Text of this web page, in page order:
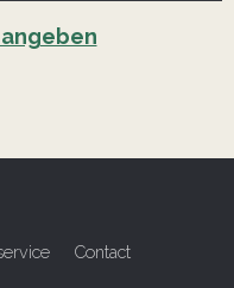
Contact